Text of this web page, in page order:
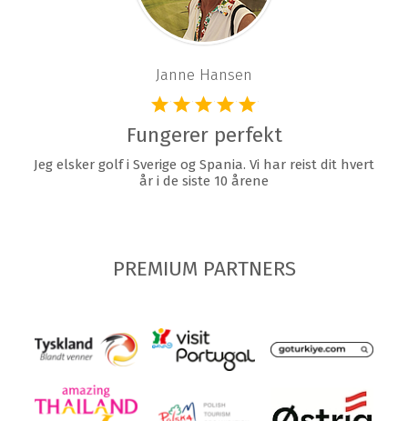
Janne Hansen
Fungerer perfekt
Jeg elsker golf i Sverige og Spania. Vi har reist dit hvert
år i de siste 10 årene
PREMIUM PARTNERS